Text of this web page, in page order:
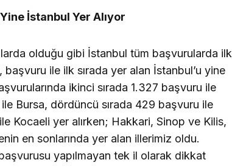
İstanbul Yer Alıyor
olduğu gibi İstanbul tüm başvurularda ilk
ile ilk sırada yer alan İstanbul’u yine
ikinci sırada 1.327 başvuru ile
Bursa, dördüncü sırada 429 başvuru ile
Kocaeli yer alırken; Hakkari, Sinop ve Kilis,
en sonlarında yer alan illerimiz oldu.
yapılmayan tek il olarak dikkat